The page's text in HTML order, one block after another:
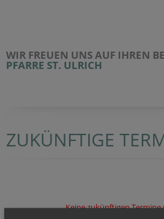
WIR FREUEN UNS AUF IHREN
PFARRE ST. ULRICH
ZUKÜNFTIGE
Keine zukünftigen Termine